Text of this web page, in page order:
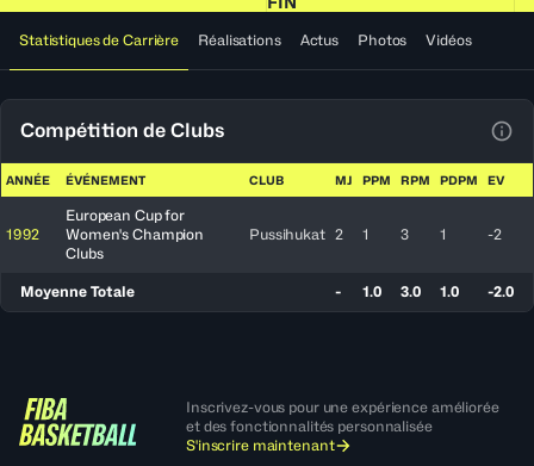
Statistiques de Carrière Réalisations Actus Photos Vidéos
Compétition de Clubs
ANNÉE ÉVÉNEMENT CLUB MJ PPM RPM PDPM EV
1992
European Cup for
Women's Champion
Clubs
Pussihukat 2 1 3 1 -2
Moyenne Totale - 1.0 3.0 1.0 -2.0
Inscrivez-vous pour une expérience améliorée
et des fonctionnalités personnalisée
S'inscrire maintenant